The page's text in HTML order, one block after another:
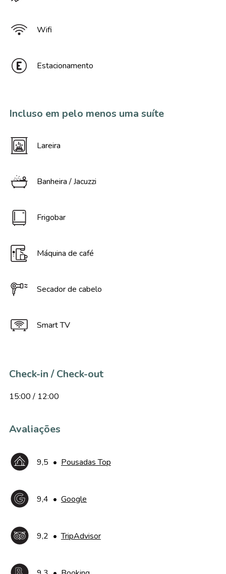
Wifi
Estacionamento
Incluso em pelo menos uma suíte
Lareira
Banheira / Jacuzzi
Frigobar
Máquina de café
Secador de cabelo
Smart TV
Check-in / Check-out
15:00 / 12:00
Avaliações
9,5 • Pousadas Top
9,4 • Google
9,2 •TripAdvisor